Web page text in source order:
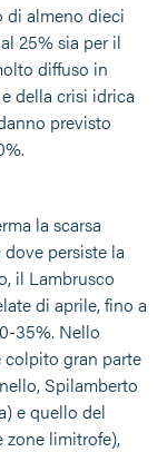
di almeno dieci
25% sia per il
diffuso in
della crisi idrica
previsto
la scarsa
persiste la
il Lambrusco
di aprile, fino a
35%. Nello
colpito gran parte
Spilamberto
e quello del
zone limitrofe),